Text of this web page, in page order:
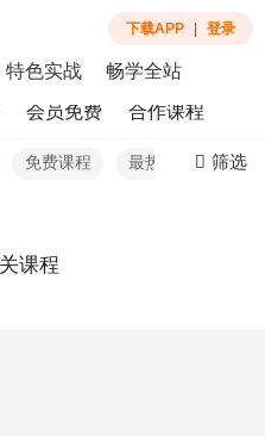
下载APP 登录
特色实战 畅学全站
会员免费 合作课程
免费课程 最热 筛选
课程